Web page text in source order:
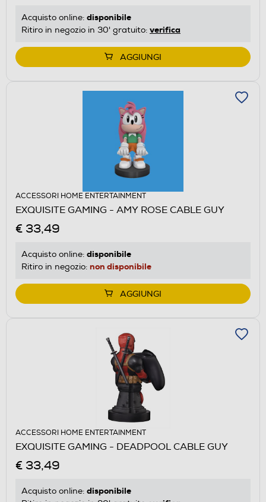
Acquisto online: disponibile
Ritiro in negozio in 30' gratuito: verifica
AGGIUNGI
ACCESSORI HOME ENTERTAINMENT
EXQUISITE GAMING - AMY ROSE CABLE GUY
€ 33,49
Acquisto online: disponibile
Ritiro in negozio: non disponibile
AGGIUNGI
ACCESSORI HOME ENTERTAINMENT
EXQUISITE GAMING - DEADPOOL CABLE GUY
€ 33,49
Acquisto online: disponibile